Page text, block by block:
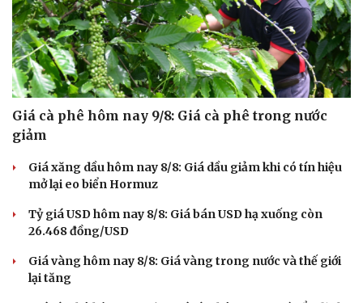
Giá cà phê hôm nay 9/8: Giá cà phê trong nước
giảm
Giá xăng dầu hôm nay 8/8: Giá dầu giảm khi có tín hiệu
mở lại eo biển Hormuz
Tỷ giá USD hôm nay 8/8: Giá bán USD hạ xuống còn
26.468 đồng/USD
Giá vàng hôm nay 8/8: Giá vàng trong nước và thế giới
lại tăng